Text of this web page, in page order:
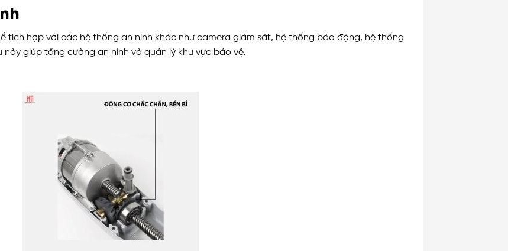
tích hợp với các hệ thống an ninh khác như camera giám sát, hệ thống báo động, hệ thống
giúp tăng cường an ninh và quản lý khu vực bảo vệ.